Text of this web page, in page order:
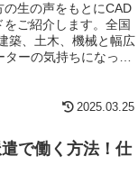
生の声をもとにCAD
ご紹介します。全国
築、土木、機械と幅広
ターの気持ちになった
2025.03.25
で働く方法！仕